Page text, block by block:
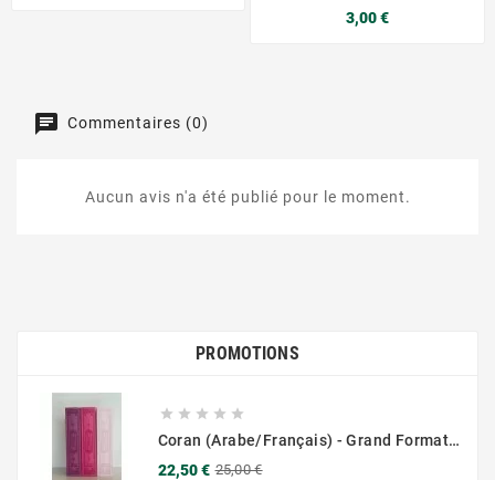
3,00 €Prix
Commentaires (0)
Aucun avis n'a été publié pour le moment.
PROMOTIONS
    
Coran (Arabe/Français) - Grand Format 17x25 - Couverture Daim - Pages Dorées
22,50 € 25,00 €